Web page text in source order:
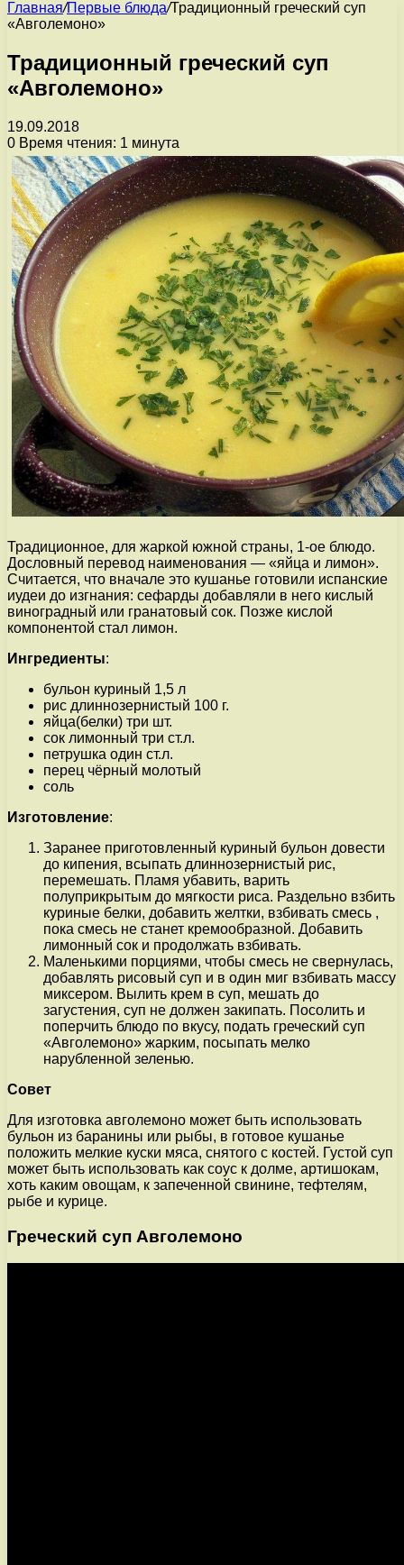
Главная/Первые блюда/Традиционный греческий суп
«Авголемоно»
Традиционный греческий суп
«Авголемоно»
19.09.2018
0 Время чтения: 1 минута
Традиционное, для жаркой южной страны, 1-ое блюдо.
Дословный перевод наименования — «яйца и лимон».
Считается, что вначале это кушанье готовили испанские
иудеи до изгнания: сефарды добавляли в него кислый
виноградный или гранатовый сок. Позже кислой
компонентой стал лимон.
Ингредиенты:
бульон куриный 1,5 л
рис длиннозернистый 100 г.
яйца(белки) три шт.
сок лимонный три ст.л.
петрушка один ст.л.
перец чёрный молотый
соль
Изготовление:
Заранее приготовленный куриный бульон довести
до кипения, всыпать длиннозернистый рис,
перемешать. Пламя убавить, варить
полуприкрытым до мягкости риса. Раздельно взбить
куриные белки, добавить желтки, взбивать смесь ,
пока смесь не станет кремообразной. Добавить
лимонный сок и продолжать взбивать.
Маленькими порциями, чтобы смесь не свернулась,
добавлять рисовый суп и в один миг взбивать массу
миксером. Вылить крем в суп, мешать до
загустения, суп не должен закипать. Посолить и
поперчить блюдо по вкусу, подать греческий суп
«Авголемоно» жарким, посыпать мелко
нарубленной зеленью.
Совет
Для изготовка авголемоно может быть использовать
бульон из баранины или рыбы, в готовое кушанье
положить мелкие куски мяса, снятого с костей. Густой суп
может быть использовать как соус к долме, артишокам,
хоть каким овощам, к запеченной свинине, тефтелям,
рыбе и курице.
Греческий суп Авголемоно